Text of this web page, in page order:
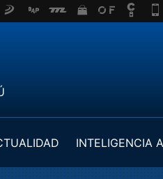
INTELIGENCIA